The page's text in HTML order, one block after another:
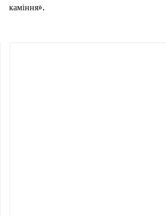
каміння».